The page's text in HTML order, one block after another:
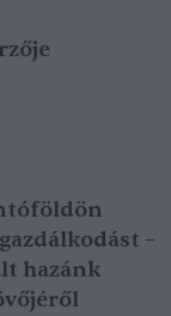
–
hazánk